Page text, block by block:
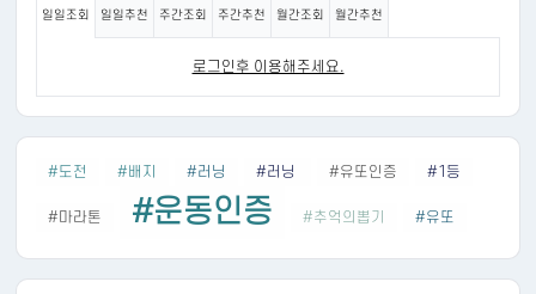
일일조회 일일추천 주간조회 주간추천 월간조회 월간추천
로그인후 이용해주세요.
#도전 #배지 #러닝 #러닝 #유또인증 #1등
#마라톤 #운동인증 #추억의뽑기 #유또